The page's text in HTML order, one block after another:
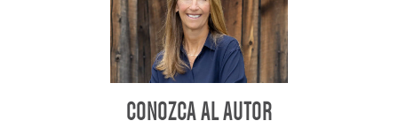
CONOZCA AL AUTOR